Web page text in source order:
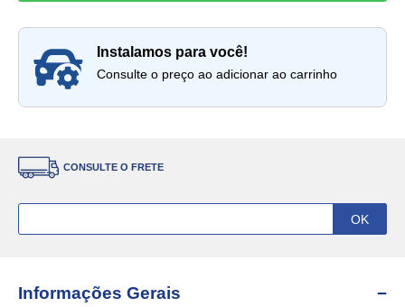
instalamos para você!
Consulte o preço ao adicionar ao carrinho
CONSULTE O FRETE
Informações Gerais